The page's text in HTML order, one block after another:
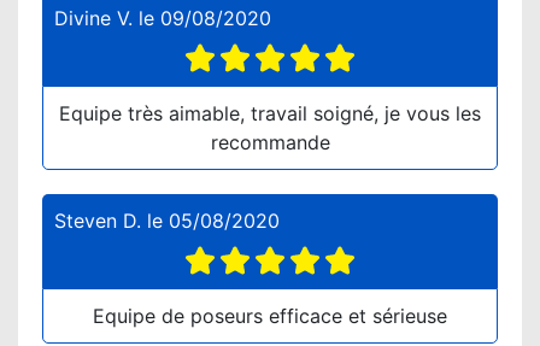
Divine V. le 09/08/2020
Equipe très aimable, travail soigné, je vous les
recommande
Steven D. le 05/08/2020
Equipe de poseurs efficace et sérieuse